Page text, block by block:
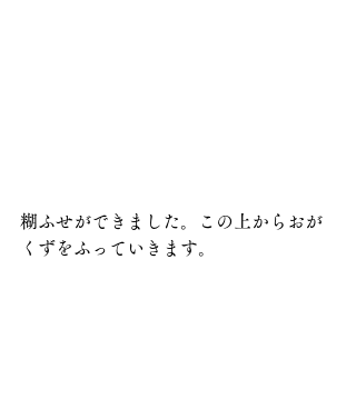
糊ふせができました。この上からおが
くずをふっていきます。